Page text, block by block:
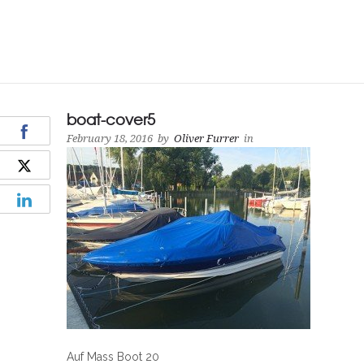
boat-cover5
February 18, 2016 by Oliver Furrer in
Auf Mass Boot 20